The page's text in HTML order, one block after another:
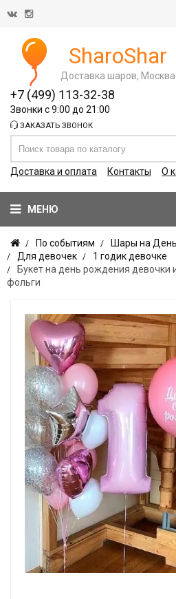
SharoShar
Доставка шаров, Москва
+7 (499) 113-32-38
Звонки с 9:00 до 21:00
ЗАКАЗАТЬ ЗВОНОК
Доставка и оплата Контакты О
МЕНЮ
По событиям
Шары на
Для девочек
1 годик девочке
Букет на день рождения девочки
фольги